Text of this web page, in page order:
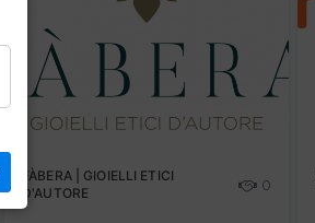
FÀBERA | GIOIELLI ETICI
D'AUTORE
0